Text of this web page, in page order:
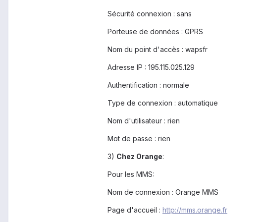
Sécurité connexion : sans
Porteuse de données : GPRS
Nom du point d'accès : wapsfr
Adresse IP : 195.115.025.129
Authentification : normale
Type de connexion : automatique
Nom d'utilisateur : rien
Mot de passe : rien
3) Chez Orange:
Pour les MMS:
Nom de connexion : Orange MMS
Page d'accueil : http://mms.orange.fr